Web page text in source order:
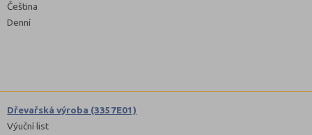
Čeština
Denní
Dřevařská výroba (3357E01)
Výuční list